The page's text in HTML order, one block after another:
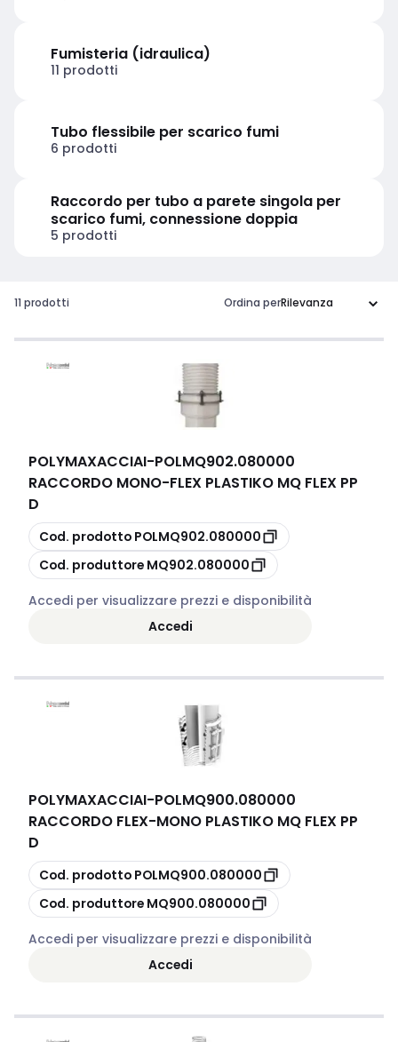
Fumisteria (idraulica)
11 prodotti
Tubo flessibile per scarico fumi
6 prodotti
Raccordo per tubo a parete singola per
scarico fumi, connessione doppia
5 prodotti
11 prodotti Ordina per
POLYMAXACCIAI-POLMQ902.080000
RACCORDO MONO-FLEX PLASTIKO MQ FLEX PP
D
copia
Cod. prodotto POLMQ902.080000
copia
Cod. produttore MQ902.080000
Accedi per visualizzare prezzi e disponibilità
Accedi
POLYMAXACCIAI-POLMQ900.080000
RACCORDO FLEX-MONO PLASTIKO MQ FLEX PP
D
copia
Cod. prodotto POLMQ900.080000
copia
Cod. produttore MQ900.080000
Accedi per visualizzare prezzi e disponibilità
Accedi